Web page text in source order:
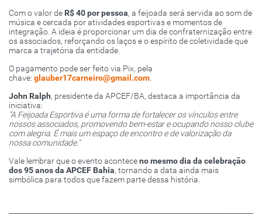
Com o valor de R$ 40 por pessoa, a feijoada será servida ao som de
música e cercada por atividades esportivas e momentos de
integração. A ideia é proporcionar um dia de confraternização entre
os associados, reforçando os laços e o espírito de coletividade que
marca a trajetória da entidade.
O pagamento pode ser feito via Pix, pela
chave: glauber17carneiro@gmail.com
John Ralph, presidente da APCEF/BA, destaca a importância da
iniciativa:
"A Feijoada Esportiva é uma forma de fortalecer os vínculos entre
nossos associados, promovendo bem-estar e ocupando nosso clube
com alegria. É mais um espaço de encontro e de valorização da
nossa comunidade."
Vale lembrar que o evento aconteceno mesmo dia da celebração
dos 95 anos da APCEF Bahia, tornando a data ainda mais
simbólica para todos que fazem parte dessa história.